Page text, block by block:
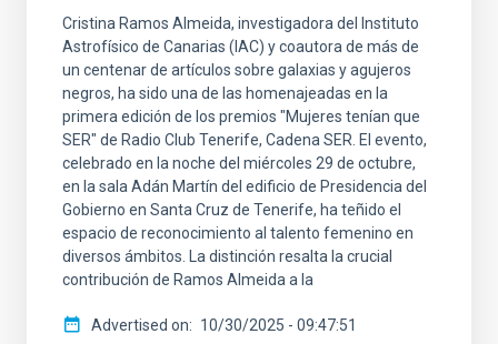
Cristina Ramos Almeida, investigadora del Instituto
Astrofísico de Canarias (IAC) y coautora de más de
un centenar de artículos sobre galaxias y agujeros
negros, ha sido una de las homenajeadas en la
primera edición de los premios "Mujeres tenían que
SER" de Radio Club Tenerife, Cadena SER. El evento,
celebrado en la noche del miércoles 29 de octubre,
en la sala Adán Martín del edificio de Presidencia del
Gobierno en Santa Cruz de Tenerife, ha teñido el
espacio de reconocimiento al talento femenino en
diversos ámbitos. La distinción resalta la crucial
contribución de Ramos Almeida a la
Advertised on 10/30/2025 - 09:47:51